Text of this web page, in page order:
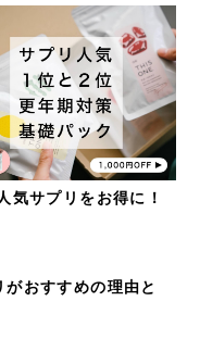
気サプリをお得に！
おすすめの理由と